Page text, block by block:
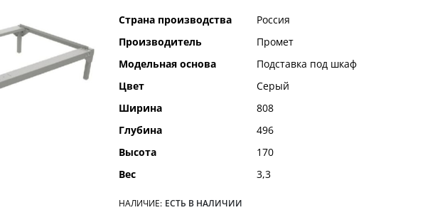
Дополнительная
информация
Страна производства
Россия
Производитель
Промет
Модельная основа
Подставка под шкаф
Цвет
Серый
Ширина
808
Глубина
496
Высота
170
Вес
3,3
НАЛИЧИЕ: ЕСТЬ В НАЛИЧИИ